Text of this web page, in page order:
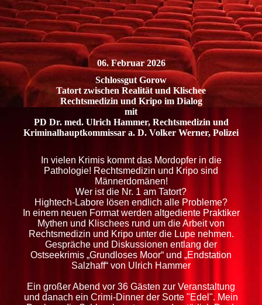
06. Februar 2026
Schlossgut Gorow
Tatort zwischen Realität und Klischee
Rechtsmedizin und Kripo im Dialog
mit
PD Dr. med. Ulrich Hammer, Rechtsmedizin und
Kriminalhauptkommissar a. D. Volker Werner, Polizei
In vielen Krimis kommt das Mordopfer in die
Pathologie! Rechtsmedizin und Kripo sind
Männerdomänen!
Wer ist die Nr. 1 am Tatort?
Hightech-Labore lösen endlich alle Probleme?
In einem neuen Format werden altgediente Praktiker
Mythen und Klischees rund um die Arbeit von
Rechtsmedizin und Kripo unter die Lupe nehmen.
Gespräche und Diskussionen entlang der
Ostseekrimis „Grundloses Moor“ und „Endstation
Salzhaff“ von Ulrich Hammer
Ein großer Abend vor 36 Gästen zur Veranstaltung
und danach ein Crimi-Dinner der Sorte "Edel". Mein